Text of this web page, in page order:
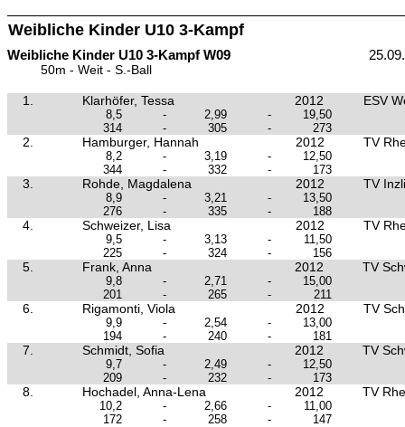
Weibliche Kinder U10 3-Kampf
Weibliche Kinder U10 3-Kampf W09
50m - Weit - S.-Ball
1. Klarhöfer, Tessa 2012 ESV
8,5 - 2,99 -
19,50
314
- 305 - 273
2. Hamburger, Hannah 2012 TV
8,2 - 3,19 -
12,50
344
- 332 - 173
3. Rohde, Magdalena 2012 TV
8,9 - 3,21 -
13,50
276
- 335 - 188
4. Schweizer, Lisa 2012 TV
9,5 - 3,13 -
11,50
225
- 324 - 156
5. Frank, Anna 2012 TV
9,8 - 2,71 -
15,00
201
- 265 - 211
6. Rigamonti, Viola 2012 TV
9,9 - 2,54 -
13,00
194
- 240 - 181
7. Schmidt, Sofia 2012 TV
9,7 - 2,49 -
12,50
209
- 232 - 173
8. Hochadel, Anna-Lena 2012 TV
10,2 - 2,66 -
11,00
172
- 258 - 147